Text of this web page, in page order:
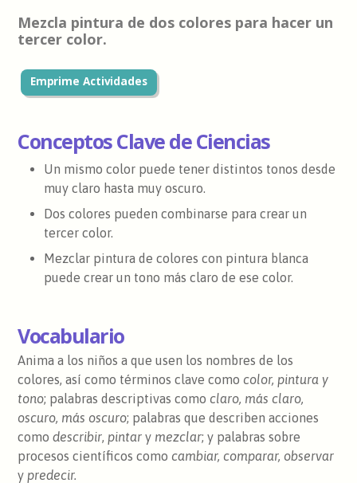
Mezcla pintura de dos colores para hacer un
tercer color.
Emprime Actividades
Conceptos Clave de Ciencias
Un mismo color puede tener distintos tonos desde
muy claro hasta muy oscuro.
Dos colores pueden combinarse para crear un
tercer color.
Mezclar pintura de colores con pintura blanca
puede crear un tono más claro de ese color.
Vocabulario
Anima a los niños a que usen los nombres de los
colores, así como términos clave como color, pintura y
tono; palabras descriptivas como claro, más claro,
oscuro, más oscuro; palabras que describen acciones
comodescribir, pintary mezclar; y palabras sobre
procesos científicos como cambiar, comparar, observar
y predecir.